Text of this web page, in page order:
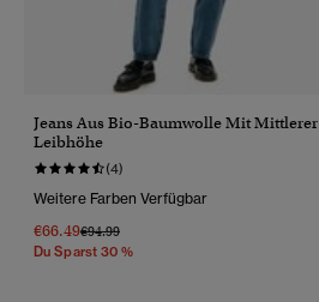
Jeans Aus Bio-Baumwolle Mit Mittlerer
Leibhöhe
(4)
Weitere Farben Verfügbar
€66.49Preis Wurde Reduziert Von
€94.99Bis
Du Sparst 30 %